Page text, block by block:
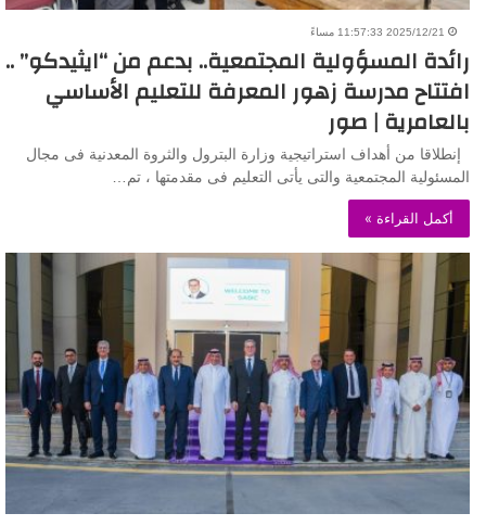
2025/12/21 11:57:33 مساءً
رائدة المسؤولية المجتمعية.. بدعم من “ايثيدكو” ..
افتتاح مدرسة زهور المعرفة للتعليم الأساسي
بالعامرية | صور
إنطلاقا من أهداف استراتيجية وزارة البترول والثروة المعدنية فى مجال
المسئولية المجتمعية والتى يأتى التعليم فى مقدمتها ، تم…
أكمل القراءة »